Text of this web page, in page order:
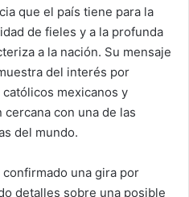
que el país tiene para la
de fieles y a la profunda
a la nación. Su mensaje
del interés por
mexicanos y
con una de las
del mundo.
confirmado una gira por
detalles sobre una posible